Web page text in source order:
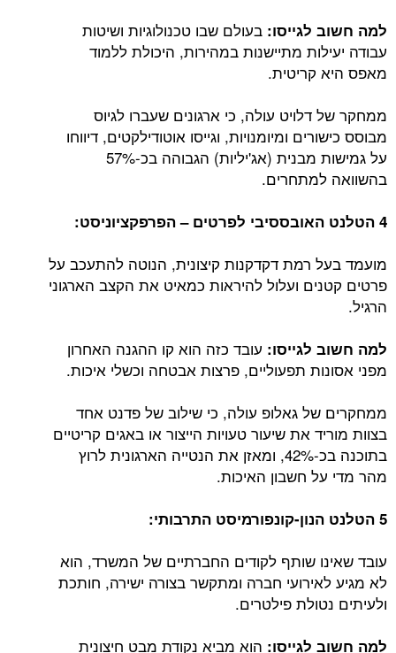
למה חשוב לגייסו: בעולם שבו טכנולוגיות ושיטות
עבודה יעילות מתיישנות במהירות, היכולת ללמוד
מאפס היא קריטית.
ממחקר של דלויט עולה, כי ארגונים שעברו לגיוס
מבוסס כישורים ומיומנויות, וגייסו אוטודילקטים, דיווחו
על גמישות מבנית (אג'יליות) הגבוהה בכ-57%
בהשוואה למתחרים.
4 הטלנט האובססיבי לפרטים – הפרפקציוניסט:
מועמד בעל רמת דקדקנות קיצונית, הנוטה להתעכב על
פרטים קטנים ועלול להיראות כמאיט את הקצב הארגוני
הרגיל.
למה חשוב לגייסו: עובד כזה הוא קו ההגנה האחרון
מפני אסונות תפעוליים, פרצות אבטחה וכשלי איכות.
ממחקרים של גאלופ עולה, כי שילוב של פדנט אחד
בצוות מוריד את שיעור טעויות הייצור או באגים קריטיים
בתוכנה בכ-42%, ומאזן את הנטייה הארגונית לרוץ
מהר מדי על חשבון האיכות.
5 הטלנט הנון-קונפורמיסט התרבותי:
עובד שאינו שותף לקודים החברתיים של המשרד, הוא
לא מגיע לאירועי חברה ומתקשר בצורה ישירה, חותכת
ולעיתים נטולת פילטרים.
למה חשוב לגייסו: הוא מביא נקודת מבט חיצונית